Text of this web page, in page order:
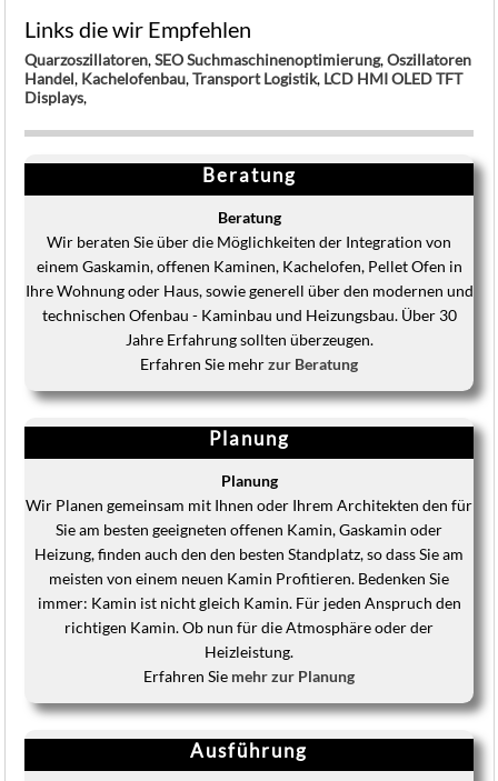
Links die wir Empfehlen
Quarzoszillatoren,SEO Suchmaschinenoptimierung,Oszillatoren
Handel, Kachelofenbau,Transport Logistik, LCD HMI OLED TFT
Displays,
Beratung
Beratung
Wir beraten Sie über die Möglichkeiten der Integration von
einem Gaskamin, offenen Kaminen, Kachelofen, Pellet Ofen in
Ihre Wohnung oder Haus, sowie generell über den modernen und
technischen Ofenbau - Kaminbau und Heizungsbau. Über 30
Jahre Erfahrung sollten überzeugen.
Erfahren Sie mehrzur Beratung
Planung
Planung
Wir Planen gemeinsam mit Ihnen oder Ihrem Architekten den für
Sie am besten geeigneten offenen Kamin, Gaskamin oder
Heizung, finden auch den den besten Standplatz, so dass Sie am
meisten von einem neuen Kamin Profitieren. Bedenken Sie
immer: Kamin ist nicht gleich Kamin. Für jeden Anspruch den
richtigen Kamin. Ob nun für die Atmosphäre oder der
Heizleistung.
Erfahren Sie mehr zur Planung
Ausführung